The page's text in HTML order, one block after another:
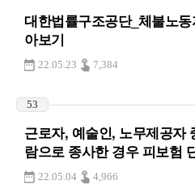
대한법률구조공단_체불노
아보기
22.05.23 7,384
53
근로자, 예술인, 노무제공자
람으로 종사한 경우 피보험
22.05.04 4,966